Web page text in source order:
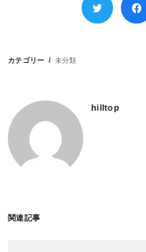
カテゴリー 未分類
hilltop
関連記事